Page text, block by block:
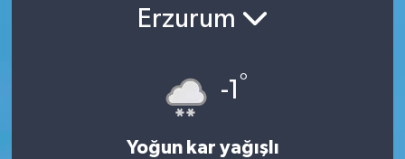
Erzurum
-1°
Yoğun kar yağışlı